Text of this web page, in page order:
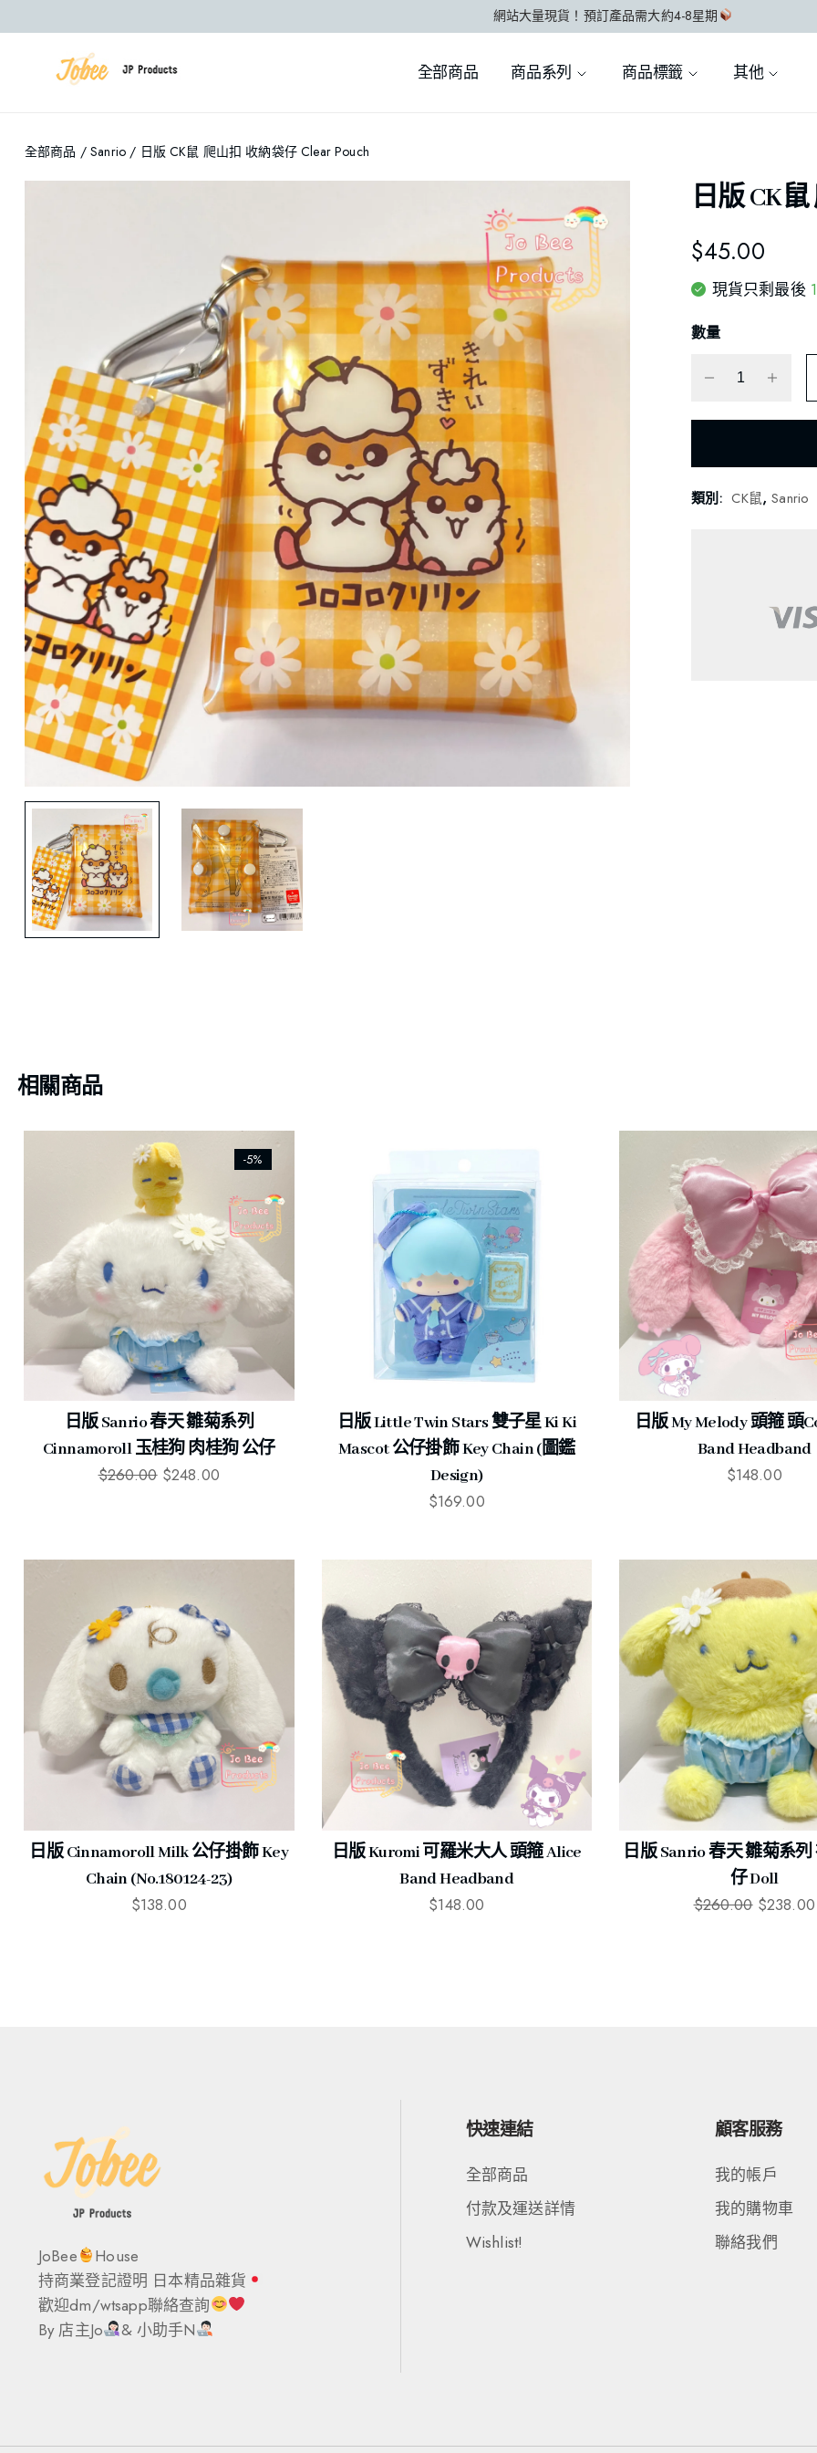
網站大量現貨！預訂產品需大約4-8星期
全部商品 商品系列 商品標籤 其他
全部商品 /Sanrio / 日版 CK鼠 爬山扣 收納袋仔 Clear Pouch
日版 CK
$45.00
現貨只剩最後 1
數量
類別: CK鼠,Sanrio
相關商品
-5%
日版 Sanrio 春天 雛菊系列
Cinnamoroll 玉桂狗 肉桂狗 公仔
$260.00 $248.00
日版 Little Twin Stars 雙子星 Ki Ki
Mascot 公仔掛飾 Key Chain (圖鑑
Design)
$169.00
日版 My Melody 頭箍 頭
Band Headband
$148.00
日版 Cinnamoroll Milk 公仔掛飾 Key
Chain (No.180124-23)
$138.00
日版 Kuromi 可羅米大人 頭箍 Alice
Band Headband
$148.00
日版 Sanrio 春天 雛菊系
仔 Doll
$260.00 $238.00
JoBee
House
持商業登記證明 日本精品雜貨
歡迎dm/wtsapp聯絡查詢
By 店主Jo
& 小助手N
快速連結
全部商品
付款及運送詳情
Wishlist!
顧客服務
我的帳戶
我的購物車
聯絡我們